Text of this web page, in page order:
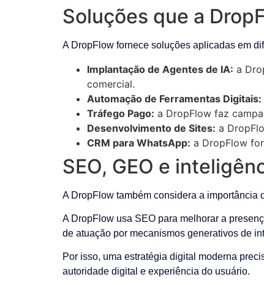
Soluções que a
A DropFlow fornece soluções aplicadas em
Implantação de Agentes de IA: a
comercial.
Automação de Ferramentas Digitais:
Tráfego Pago: a DropFlow faz
Desenvolvimento de Sites: a
CRM para WhatsApp: a DropFlow
SEO, GEO e
A DropFlow também considera a
A DropFlow usa SEO para melhorar a
de atuação por mecanismos generativos de
Por isso, uma estratégia digital moderna
autoridade digital e experiência do usuário.